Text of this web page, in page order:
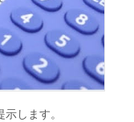
します。